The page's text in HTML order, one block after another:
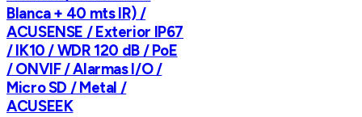
Blanca + 40 mts IR) /
ACUSENSE / Exterior IP67
/ IK10 / WDR 120 dB / PoE
/ ONVIF / Alarmas I/O /
Micro SD / Metal /
ACUSEEK